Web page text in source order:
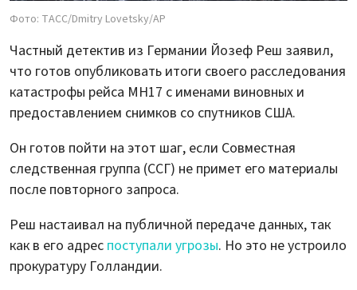
Фото: ТАСС/Dmitry Lovetsky/AP
Частный детектив из Германии Йозеф Реш заявил,
что готов опубликовать итоги своего расследования
катастрофы рейса МН17 с именами виновных и
предоставлением снимков со спутников США.
Он готов пойти на этот шаг, если Совместная
следственная группа (ССГ) не примет его материалы
после повторного запроса.
Реш настаивал на публичной передаче данных, так
как в его адрес поступали угрозы. Но это не устроило
прокуратуру Голландии.